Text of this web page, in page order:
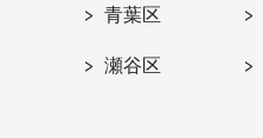
青葉区
瀬谷区